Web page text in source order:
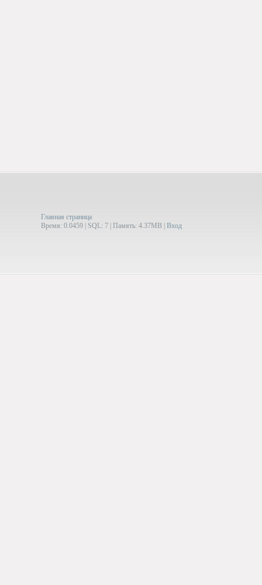
Главная страница
Время: 0.0459 | SQL: 7 | Память: 4.37MB Вход